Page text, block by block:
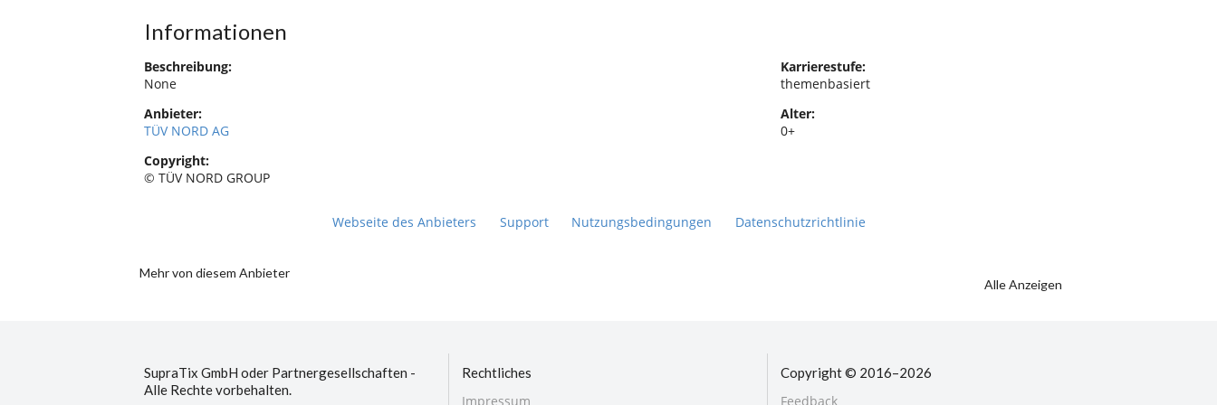
Informationen
Beschreibung:
None
Anbieter:
TÜV NORD AG
Copyright:
© TÜV NORD GROUP
Karrierestufe:
themenbasiert
Alter:
0+
Webseite des Anbieters Support Nutzungsbedingungen Datenschutzrichtlinie
Mehr von diesem Anbieter
Alle Anzeigen
SupraTix GmbH oder Partnergesellschaften -
Alle Rechte vorbehalten.
Rechtliches
Impressum
Copyright © 2016–2026
Feedback